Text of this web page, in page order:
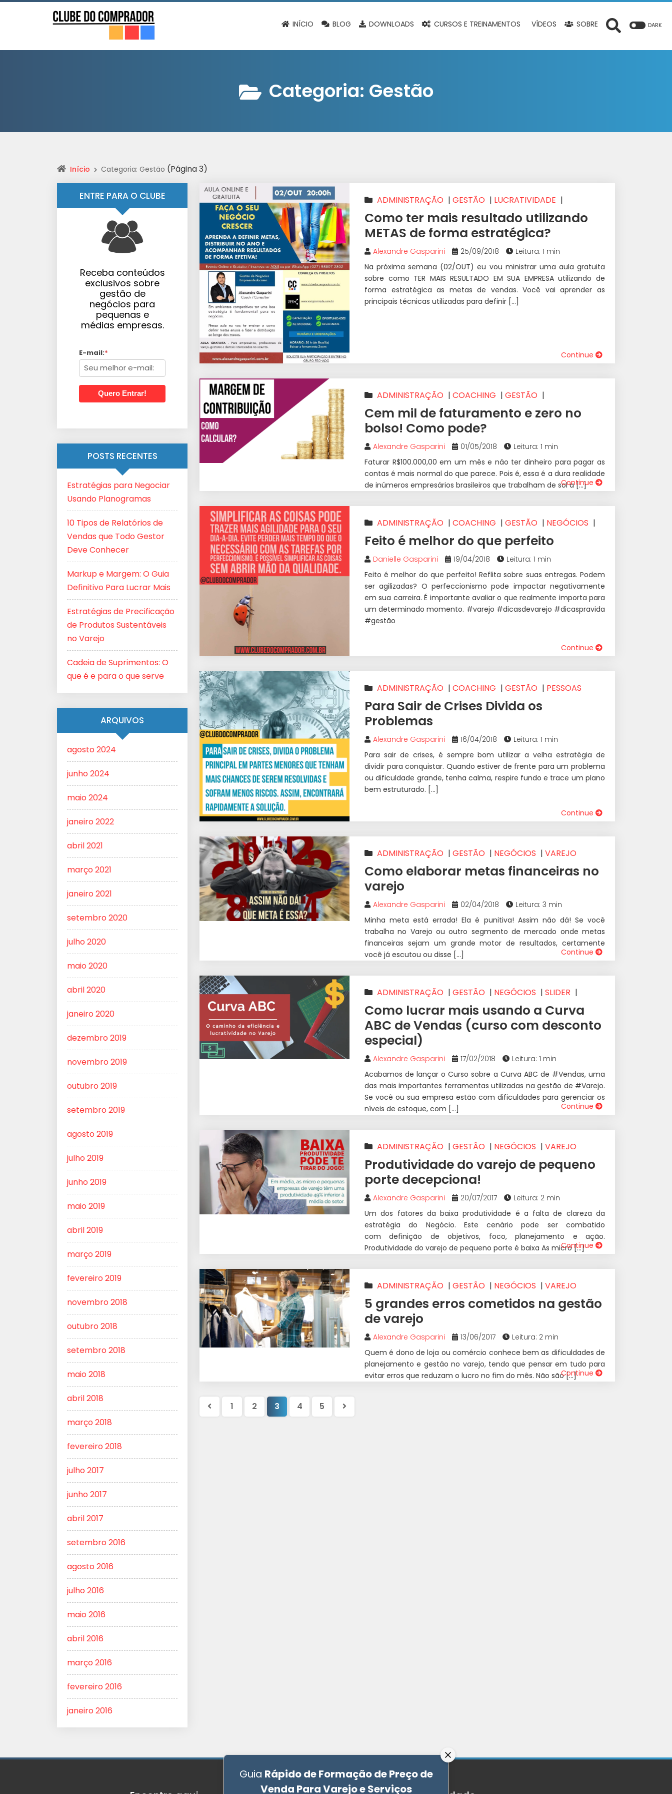
INÍCIO BLOG DOWNLOADS CURSOS E TREINAMENTOS VÍDEOS SOBRE DARK
Categoria: Gestão
Início Categoria: Gestão (Página 3)
ADMINISTRAÇÃO | GESTÃO | LUCRATIVIDADE |
NEGÓCIOS
|VAREJO
Como ter mais resultado utilizando
METAS de forma estratégica?
Alexandre Gasparini 25/09/2018
Leitura: 1 min
Na próxima semana (02/OUT) eu vou ministrar uma aula gratuita
sobre como TER MAIS RESULTADO EM SUA EMPRESA utilizando de
forma estratégica as metas de vendas. Você vai aprender as
principais técnicas utilizadas para definir […]
Continue
ADMINISTRAÇÃO | COACHING | GESTÃO |
LUCRATIVIDADE | NEGÓCIOS |VAREJO
Cem mil de faturamento e zero no
bolso! Como pode?
Alexandre Gasparini 01/05/2018
Leitura: 1 min
Faturar R$100.000,00 em um mês e não ter dinheiro para pagar as
contas é mais normal do que parece. Pois é, essa é a dura realidade
de inúmeros empresários brasileiros que trabalham de sol a […]
Continue
ADMINISTRAÇÃO | COACHING | GESTÃO | NEGÓCIOS |
PESSOAS
Feito é melhor do que perfeito
Danielle Gasparini 19/04/2018
Leitura: 1 min
Feito é melhor do que perfeito! Reflita sobre suas entregas. Podem
ser agilizadas? O perfeccionismo pode impactar negativamente
em sua carreira. É importante avaliar o que realmente importa para
um determinado momento. #varejo #dicasdevarejo #dicaspravida
#gestão
Continue
ADMINISTRAÇÃO | COACHING | GESTÃO | PESSOAS
Para Sair de Crises Divida os
Problemas
Alexandre Gasparini 16/04/2018
Leitura: 1 min
Para sair de crises, é sempre bom utilizar a velha estratégia de
dividir para conquistar. Quando estiver de frente para um problema
ou dificuldade grande, tenha calma, respire fundo e trace um plano
bem estruturado. […]
Continue
ADMINISTRAÇÃO | GESTÃO | NEGÓCIOS | VAREJO
Como elaborar metas financeiras no
varejo
Alexandre Gasparini 02/04/2018
Leitura: 3 min
Minha meta está errada! Ela é punitiva! Assim não dá! Se você
trabalha no Varejo ou outro segmento de mercado onde metas
financeiras sejam um grande motor de resultados, certamente
você já escutou ou disse […]
Continue
ADMINISTRAÇÃO | GESTÃO | NEGÓCIOS | SLIDER |
VAREJO
Como lucrar mais usando a Curva
ABC de Vendas (curso com desconto
especial)
Alexandre Gasparini 17/02/2018
Leitura: 1 min
Acabamos de lançar o Curso sobre a Curva ABC de #Vendas, uma
das mais importantes ferramentas utilizadas na gestão de #Varejo.
Se você ou sua empresa estão com dificuldades para gerenciar os
níveis de estoque, com […]
Continue
ADMINISTRAÇÃO | GESTÃO | NEGÓCIOS | VAREJO
Produtividade do varejo de pequeno
porte decepciona!
Alexandre Gasparini 20/07/2017
Leitura: 2 min
Um dos fatores da baixa produtividade é a falta de clareza da
estratégia do Negócio. Este cenário pode ser combatido
com definição de objetivos, foco, planejamento e ação.
Produtividade do varejo de pequeno porte é baixa As micro […]
Continue
ADMINISTRAÇÃO | GESTÃO | NEGÓCIOS | VAREJO
5 grandes erros cometidos na gestão
de varejo
Alexandre Gasparini 13/06/2017
Leitura: 2 min
Quem é dono de loja ou comércio conhece bem as dificuldades de
planejamento e gestão no varejo, tendo que pensar em tudo para
evitar erros que reduzam o lucro no fim do mês. Não são […]Continue
Página
1 2 3 4 5
Próxima
ENTRE PARA O CLUBE
Receba conteúdos
exclusivos sobre
gestão de
negócios para
pequenas e
médias empresas.
E-mail:*
Quero Entrar!
POSTS RECENTES
Estratégias para Negociar
Usando Planogramas
10 Tipos de Relatórios de
Vendas que Todo Gestor
Deve Conhecer
Markup e Margem: O Guia
Definitivo Para Lucrar Mais
Estratégias de Precificação
de Produtos Sustentáveis
no Varejo
Cadeia de Suprimentos: O
que é e para o que serve
ARQUIVOS
agosto 2024
junho 2024
maio 2024
janeiro 2022
abril 2021
março 2021
janeiro 2021
setembro 2020
julho 2020
maio 2020
abril 2020
janeiro 2020
dezembro 2019
novembro 2019
outubro 2019
setembro 2019
agosto 2019
julho 2019
junho 2019
maio 2019
abril 2019
março 2019
fevereiro 2019
novembro 2018
outubro 2018
setembro 2018
maio 2018
abril 2018
março 2018
fevereiro 2018
julho 2017
junho 2017
abril 2017
setembro 2016
agosto 2016
julho 2016
maio 2016
abril 2016
março 2016
fevereiro 2016
janeiro 2016
Guia Rápido de Formação de Preço de
Venda Para Varejo e Serviços